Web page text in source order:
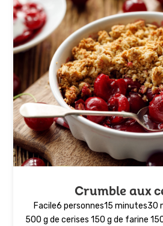
Crumble aux
Facile6 personnes15 minutes30
500 g de cerises 150 g de farine